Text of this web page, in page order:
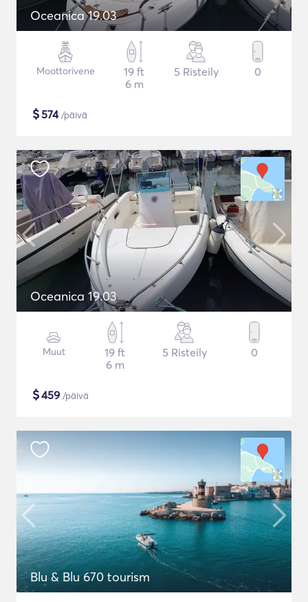
Oceanica 19.03
Moottorivene
19 ft
6 m
5 Risteily 0
$574/päivä
Oceanica 19.03
Muut
19 ft
6 m
5 Risteily 0
$459 /päivä
Blu & Blu 670 tourism